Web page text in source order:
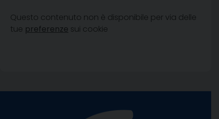
Questo contenuto non è disponibile per via delle
tue preferenze sui cookie